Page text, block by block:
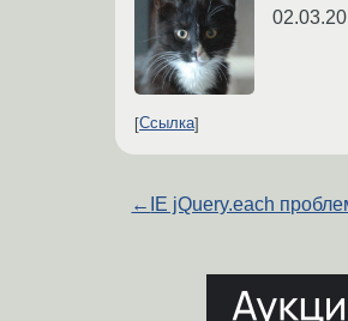
Ссылка
← IE jQuery.each